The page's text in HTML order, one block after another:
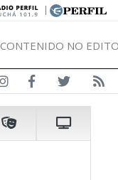
|
CONTENIDO NO